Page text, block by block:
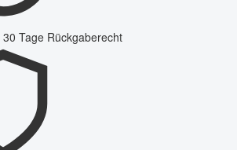
30 Tage Rückgaberecht